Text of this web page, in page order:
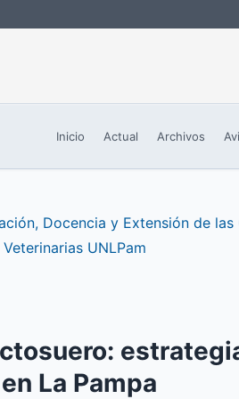
Inicio Actual Archivos
Docencia y Extensión de
UNLPam
La Pampa